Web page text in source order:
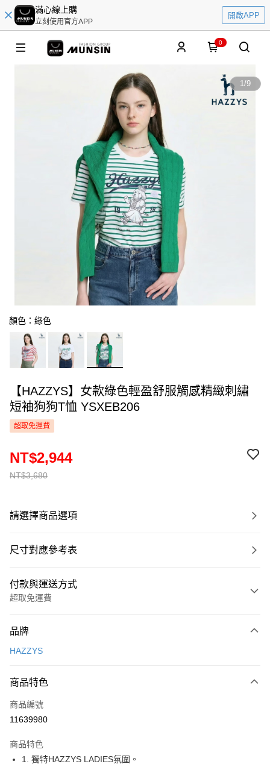
滿心線上購
立刻使用官方APP
開啟APP
0
1/9
顏色：綠色
【HAZZYS】女款綠色輕盈舒服觸感精緻刺繡
短袖狗狗T恤 YSXEB206
超取免運費
NT$3,680
NT$2,944
請選擇商品選項
尺寸對應參考表
付款與運送方式
超取免運費
信用卡一次付款
LINE Pay
Apple Pay
悠遊付
品牌
HAZZYS
商品特色
商品編號
11639980
商品特色
1. 獨特HAZZYS LADIES氛圍。